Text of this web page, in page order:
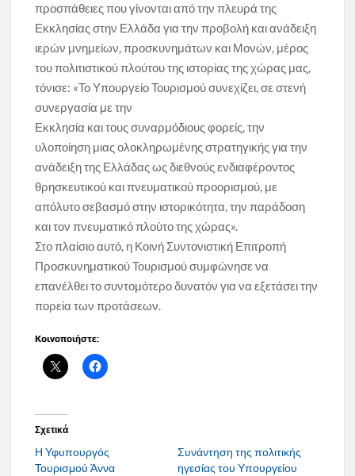
προσπάθειες που γίνονται από την πλευρά της
Εκκλησίας στην Ελλάδα για την προβολή και ανάδειξη
ιερών μνημείων, προσκυνημάτων και Μονών, μέρος
του πολιτιστικού πλούτου της ιστορίας της χώρας μας,
τόνισε: «Το Υπουργείο Τουρισμού συνεχίζει, σε στενή
συνεργασία με την
Εκκλησία και τους συναρμόδιους φορείς, την
υλοποίηση μιας ολοκληρωμένης στρατηγικής για την
ανάδειξη της Ελλάδας ως διεθνούς ενδιαφέροντος
θρησκευτικού και πνευματικού προορισμού, με
απόλυτο σεβασμό στην ιστορικότητα, την παράδοση
και τον πνευματικό πλούτο της χώρας».
Στο πλαίσιο αυτό, η Κοινή Συντονιστική Επιτροπή
Προσκυνηματικού Τουρισμού συμφώνησε να
επανέλθει το συντομότερο δυνατόν για να εξετάσει την
πορεία των προτάσεων.
Κοινοποιήστε:
Σχετικά
Η Υφυπουργός
Τουρισμού Άννα
Συνάντηση της πολιτικής
ηγεσίας του Υπουργείου